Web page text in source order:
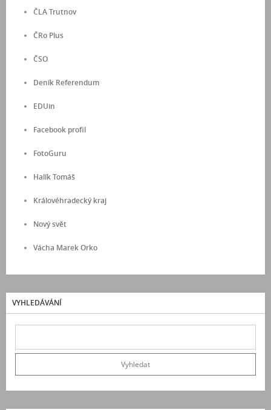
ČLA Trutnov
ČRo Plus
ČSO
Deník Referendum
EDUin
Facebook profil
FotoGuru
Halík Tomáš
Královéhradecký kraj
Nový svět
Vácha Marek Orko
VYHLEDÁVÁNÍ